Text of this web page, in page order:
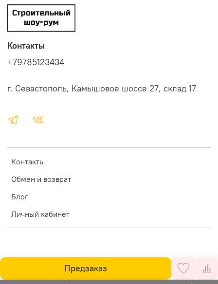
Предзаказ
Контакты
Обмен и возврат
Блог
Личный кабинет
Контакты
+79785123434
г. Севастополь, Камышовое шоссе 27, склад 17